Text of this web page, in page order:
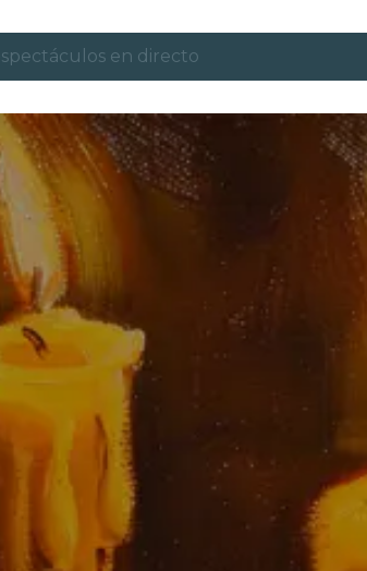
en directo
experiencias y ciudades
São Paulo
exposiciones
recorridos por la ciudad
conciertos
restaurantes